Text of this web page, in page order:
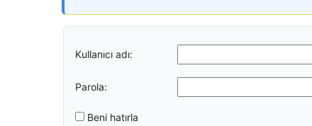
Kullanıcı adı:
Parola:
Beni hatırla